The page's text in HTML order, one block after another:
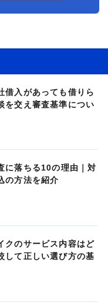
借入があっても借りら
を交え審査基準につい
に落ちる10の理由｜対
の方法を紹介
クのサービス内容はど
して正しい選び方の基